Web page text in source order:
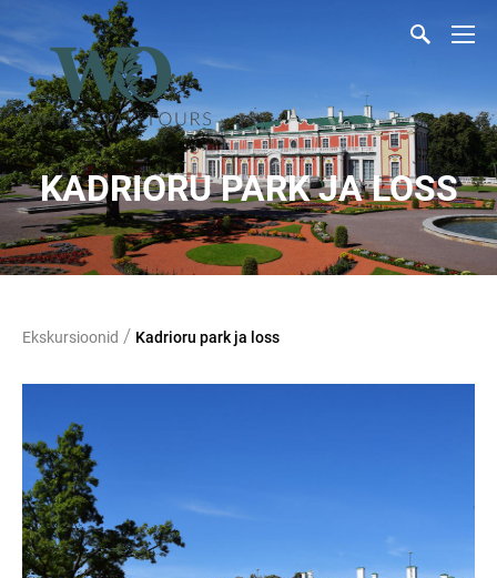
KADRIORU PARK JA LOSS
Ekskursioonid / Kadrioru park ja loss